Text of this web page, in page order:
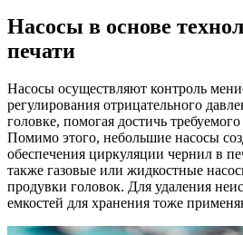
Насосы в основе
печати
Насосы осуществляют контроль
регулирования отрицательного
головке, помогая достичь требуемого
Помимо этого, небольшие насосы
обеспечения циркуляции чернил в
также газовые или жидкостные
продувки головок. Для удаления
емкостей для хранения тоже